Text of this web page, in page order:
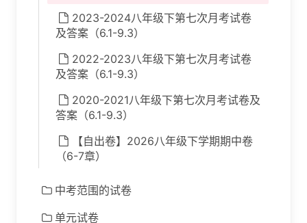
2023-2024八年级下第七次月考试卷
及答案（6.1-9.3）
2022-2023八年级下第七次月考试卷
及答案（6.1-9.3）
2020-2021八年级下第七次月考试卷及
答案（6.1-9.3）
【自出卷】2026八年级下学期期中卷
（6-7章）
中考范围的试卷
单元试卷